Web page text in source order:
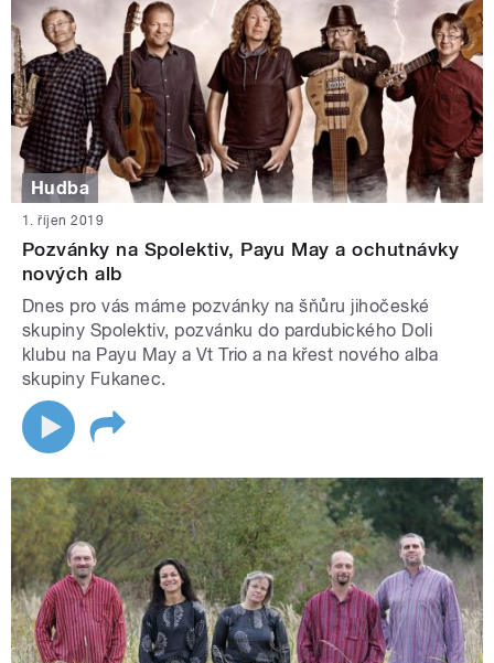
Hudba
1. říjen 2019
Pozvánky na Spolektiv, Payu May a ochutnávky
nových alb
Dnes pro vás máme pozvánky na šňůru jihočeské
skupiny Spolektiv, pozvánku do pardubického Doli
klubu na Payu May a Vt Trio a na křest nového alba
skupiny Fukanec.